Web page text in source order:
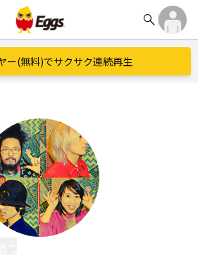
search
ー(無料)でサクサク連続再生